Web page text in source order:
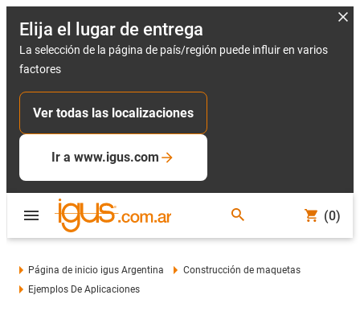
Elija el lugar de entrega
La selección de la página de país/región puede influir en varios
factores
Ver todas las localizaciones
Ir a www.igus.com
(0)
Página de inicio igus Argentina
Construcción de maquetas
Ejemplos De Aplicaciones